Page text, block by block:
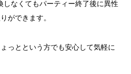
しなくてもパーティー終了後に異性
ができます。
っとという方でも安心して気軽に